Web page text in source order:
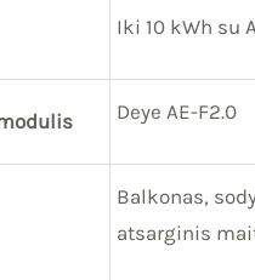
Iki 10 kWh su
Deye AE-F2.0
Balkonas,
atsarginis